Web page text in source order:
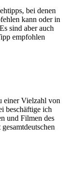
bei denen
kann oder in
sind aber auch
empfohlen
einer Vielzahl von
beschäftige ich
und Filmen des